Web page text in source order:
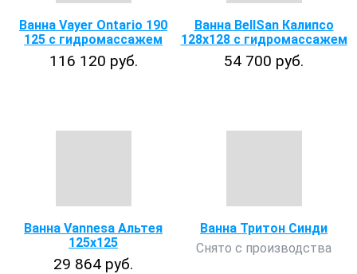
Ванна Vayer Ontario 190
125 с гидромассажем
116 120 руб.
Ванна BellSan Калипсо
128x128 с гидромассажем
54 700 руб.
Ванна Vannesa Альтея
125x125
29 864 руб.
Ванна Тритон Синди
Снято с производства